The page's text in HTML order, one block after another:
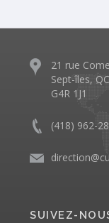
21 rue
Sept-îles, QC
G4R 1J1
(418) 962-
SUIVEZ-